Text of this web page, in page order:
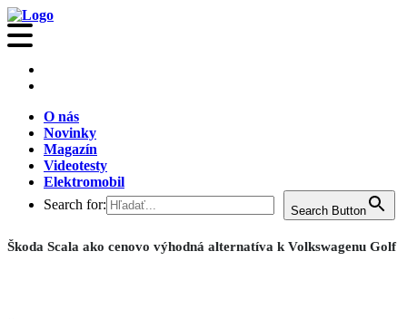
O nás
Novinky
Magazín
Videotesty
Elektromobil
Search for:
Search Button
Škoda Scala ako cenovo výhodná alternatíva k Volkswagenu Golf